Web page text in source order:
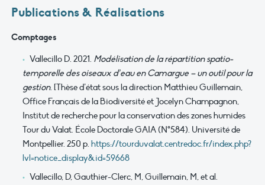
Publications & Réalisations
Comptages
Vallecillo D. 2021. Modélisation de la répartition spatio-
temporelle des oiseaux d’eau en Camargue – un outil pour la
gestion. [Thèse d’état sous la direction Matthieu Guillemain,
Office Français de la Biodiversité et Jocelyn Champagnon,
Institut de recherche pour la conservation des zones humides
Tour du Valat. École Doctorale GAIA (N°584). Université de
Montpellier. 250 p. https://tourduvalat.centredoc.fr/index.php?
lvl=notice_display&id=59668
Vallecillo, D,Gauthier-Clerc, M,Guillemain, M, et al.